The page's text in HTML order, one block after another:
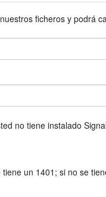
ficheros y podrá
no tiene instalado
tiene un 1401; si no se